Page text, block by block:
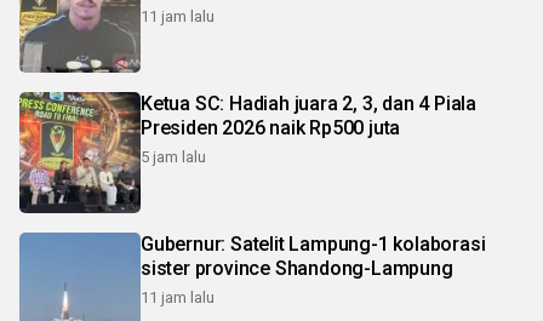
11 jam lalu
Ketua SC: Hadiah juara 2, 3, dan 4 Piala
Presiden 2026 naik Rp500 juta
5 jam lalu
Gubernur: Satelit Lampung-1 kolaborasi
sister province Shandong-Lampung
11 jam lalu